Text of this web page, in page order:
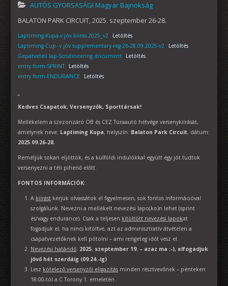
AUTÓS GYORSASÁGI Magyar Bajnokság
BALATON PARK CIRCUIT, 2025. szeptember 26-28.
Laptiming-Kupa-v jóv kiiras-2025_v2
Letöltés
Laptiming-Cup- v jóv supplementary-reg-26-28.09.2025-v2
Letöltés
Gepatveteli lap-Scrutineering document
Letöltés
entry form-SPRINT
Letöltés
entry form-ENDURANCE
Letöltés
”
Kedves Csapatok, Versenyzők, Sporttársak!
Mellékelem a szezonzáró OB és CEZ Túraautó hétvége versenykiírását,
amelynek neve: Laptiming Kupa, helyszín: Balaton Park Circuit, dátum:
2025.09.26-28.
Reméljük sokan eljöttök, és a külföldi indulókkal együtt egy jót tudtok
versenyezni a téli pihenő előtt.
FONTOS INFORMÁCIÓK:
A kiírást kérjük olvassátok el figyelmesen, sok fontos információval
szolgálunk. Nevezni a mellékelt nevezési lapo(ko)n lehet (sprint
és/vagy endurance). Csak a teljesen kitöltött nevezési lapokat
fogadjuk el, ha nincs kitöltve, azt az adminisztratív átvételen a
csapatvezetőknek kell pótolni – ami rengeteg időt vesz el.
Nevezési határidő: 2025. szeptember 19. – azaz ma :-), elfogadjuk
jövő hét szerdáig (09.24.-ig)
Lesz kötelező versenyzői eligazítás minden résztvevőnek – pénteken
18:00-tól a C Torony 1. emeletén.